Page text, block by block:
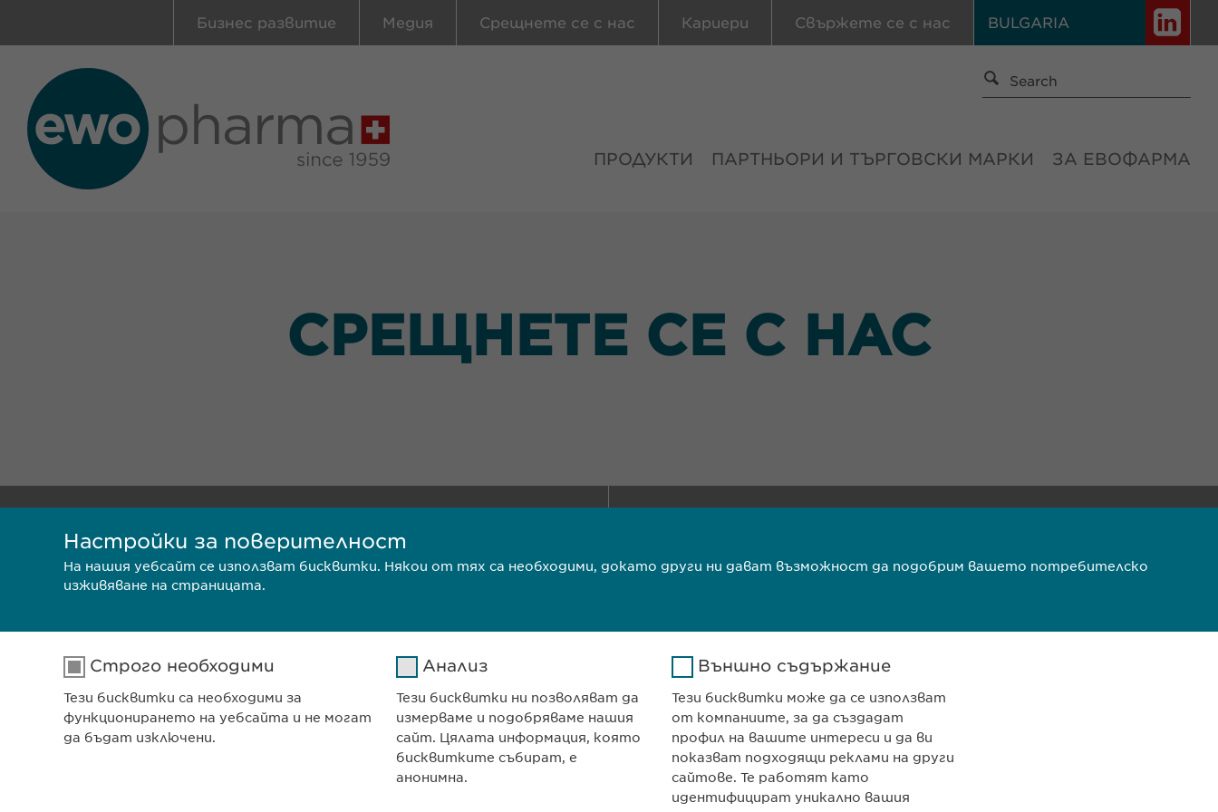
BULGARIA
Бизнес развитие Медия Срещнете се с нас Кариери Свържете се с нас
ПРОДУКТИ ПАРТНЬОРИ И ТЪРГОВСКИ МАРКИ ЗА ЕВОФАРМА
СРЕЩНЕТЕ СЕ С НАС
ул. „8-ми декември“ № 13
София 1700
e-mail:info@ewopharma.bg
ПОЛИТИКА ЗА ПОВЕРИТЕЛНОСТ
ПОЛИТИКА НА БИСКВИТКИТЕ
Авторски права VPOIS
Настройки за поверителност
На нашия уебсайт се използват бисквитки. Някои от тях са необходими, докато други ни дават възможност да подобрим вашето потребителско
изживяване на страницата.
Строго необходими
Тези бисквитки са необходими за
функционирането на уебсайта и не могат
да бъдат изключени.
Анализ
Тези бисквитки ни позволяват да
измерваме и подобряваме нашия
сайт. Цялата информация, която
бисквитките събират, е
анонимна.
Външно съдържание
Тези бисквитки може да се използват
от компаниите, за да създадат
профил на вашите интереси и да ви
показват подходящи реклами на други
сайтове. Те работят като
идентифицират уникално вашия